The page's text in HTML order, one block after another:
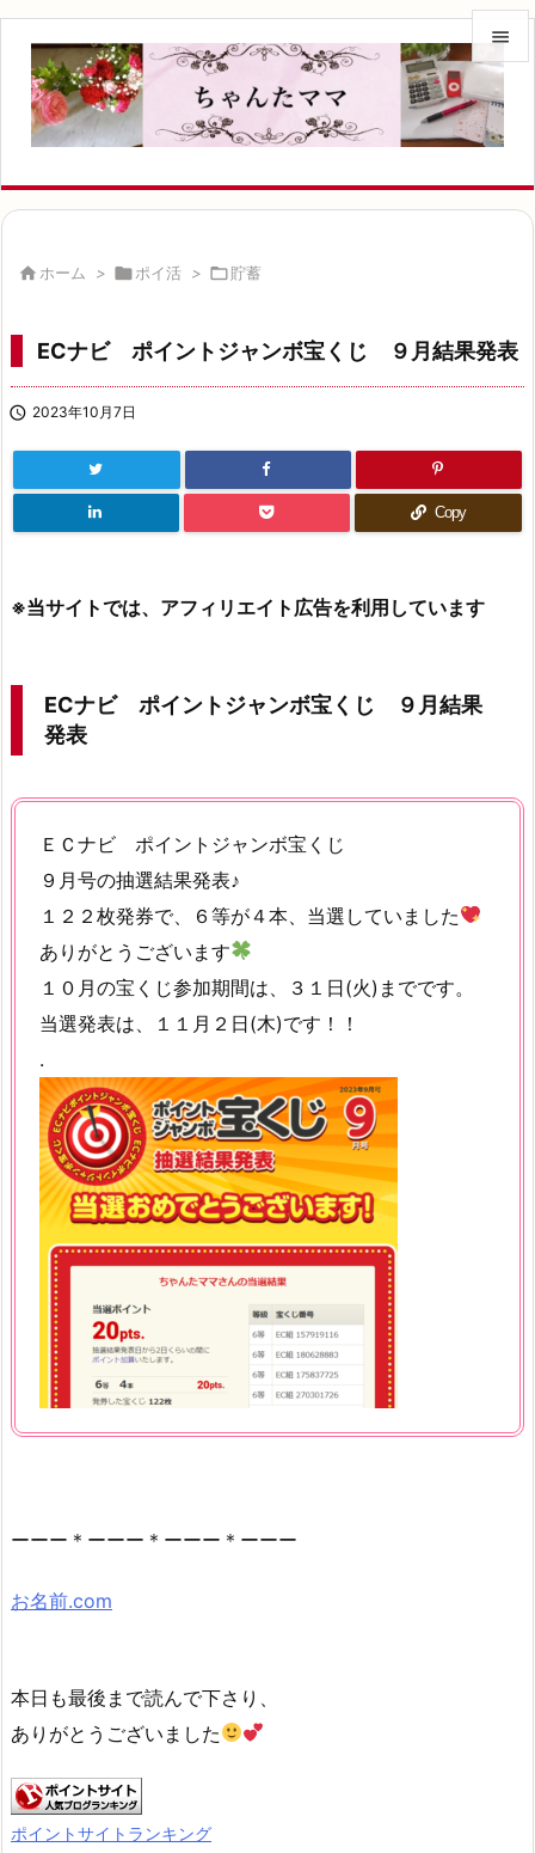


メニュ


検索
 ホーム > ポイ活 > 貯蓄
ECナビ ポイントジャンボ宝くじ ９月結果発表
 2023年10月7日
Copy
※当サイトでは、アフィリエイト広告を利用しています
ECナビ ポイントジャンボ宝くじ ９月結果
発表
ＥＣナビ ポイントジャンボ宝くじ
９月号の抽選結果発表♪
１２２枚発券で、６等が４本、当選していました
ありがとうございます
１０月の宝くじ参加期間は、３１日(火)までです。
当選発表は、１１月２日(木)です！！
.
ーーー＊ーーー＊ーーー＊ーーー
お名前.com
本日も最後まで読んで下さり、
ありがとうございました
ポイントサイトランキング